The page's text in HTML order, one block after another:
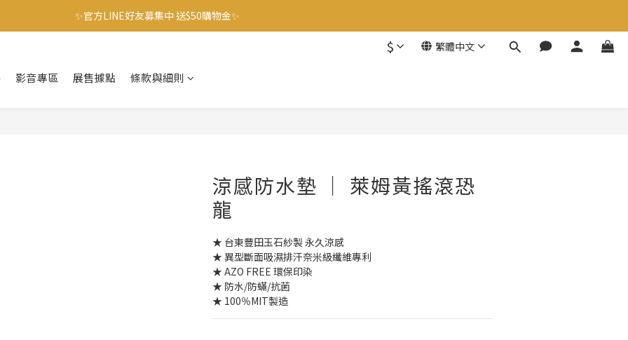
🌟爸爸好神 指定都會包/成人圍裙 單件9折 第2件88折 🌟
✨官方LINE好友募集中 送$50購物金✨
$ 繁體中文
影音專區 展售據點 條款與細則
涼感防水墊 ｜ 萊姆黃搖滾恐
龍
★ 台東豐田玉石紗製 永久涼感
★ 異型斷面吸濕排汗奈米級纖維專利
★ AZO FREE 環保印染
★ 防水/防蟎/抗菌
★ 100％MIT製造